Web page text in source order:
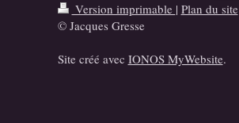
Version imprimable | Plan du site
© Jacques Gresse
Site créé avec IONOS MyWebsite.